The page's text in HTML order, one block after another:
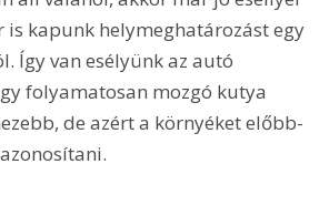
is kapunk helymeghatározást egy
Így van esélyünk az autó
folyamatosan mozgó kutya
de azért a környéket előbb-